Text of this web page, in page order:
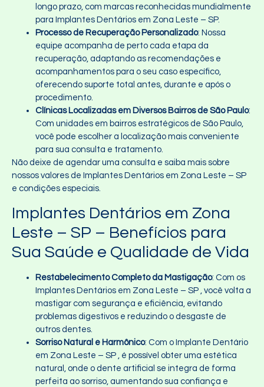
longo prazo, com marcas reconhecidas mundialmente
para Implantes Dentários em Zona Leste – SP.
Processo de Recuperação Personalizado: Nossa
equipe acompanha de perto cada etapa da
recuperação, adaptando as recomendações e
acompanhamentos para o seu caso específico,
oferecendo suporte total antes, durante e após o
procedimento.
Clínicas Localizadas em Diversos Bairros de São Paulo:
Com unidades em bairros estratégicos de São Paulo,
você pode escolher a localização mais conveniente
para sua consulta e tratamento.
Não deixe de agendar uma consulta e saiba mais sobre
nossos valores de Implantes Dentários em Zona Leste – SP
e condições especiais.
Implantes Dentários em Zona
Leste – SP – Benefícios para
Sua Saúde e Qualidade de Vida
Restabelecimento Completo da Mastigação: Com os
Implantes Dentários em Zona Leste – SP , você volta a
mastigar com segurança e eficiência, evitando
problemas digestivos e reduzindo o desgaste de
outros dentes.
Sorriso Natural e Harmônico: Com o Implante Dentário
em Zona Leste – SP , é possível obter uma estética
natural, onde o dente artificial se integra de forma
perfeita ao sorriso, aumentando sua confiança e